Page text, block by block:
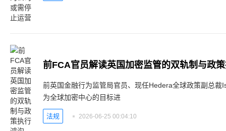
前FCA官员解读英国加密监管的双轨制与政
前英国金融行为监管局官员、现任Hedera全球政策副总
为全球加密中心的目标进
法规 2026-06-25 00:04:10